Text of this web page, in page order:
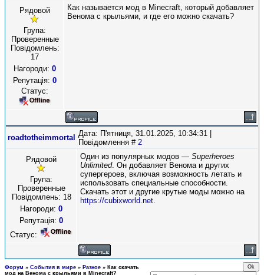
Рядовой
Група:
Проверенные
Повідомлень:
17
Нагороди: 0
Репутація: 0
Статус:
Как называется мод в Minecraft, который добавляет
Венома с крыльями, и где его можно скачать?
roadtotheimmortal Дата: П'ятниця, 31.01.2025, 10:34:31 |
Повідомлення # 2
Рядовой
Група:
Проверенные
Повідомлень: 18
Нагороди: 0
Репутація: 0
Статус:
Один из популярных модов — Superheroes
Unlimited. Он добавляет Венома и других
супергероев, включая возможность летать и
использовать специальные способности.
Скачать этот и другие крутые моды можно на
https://cubixworld.net.
Форум » События в мире » Разное » Как скачать
мод на Венома с крыльями в Minecraft?